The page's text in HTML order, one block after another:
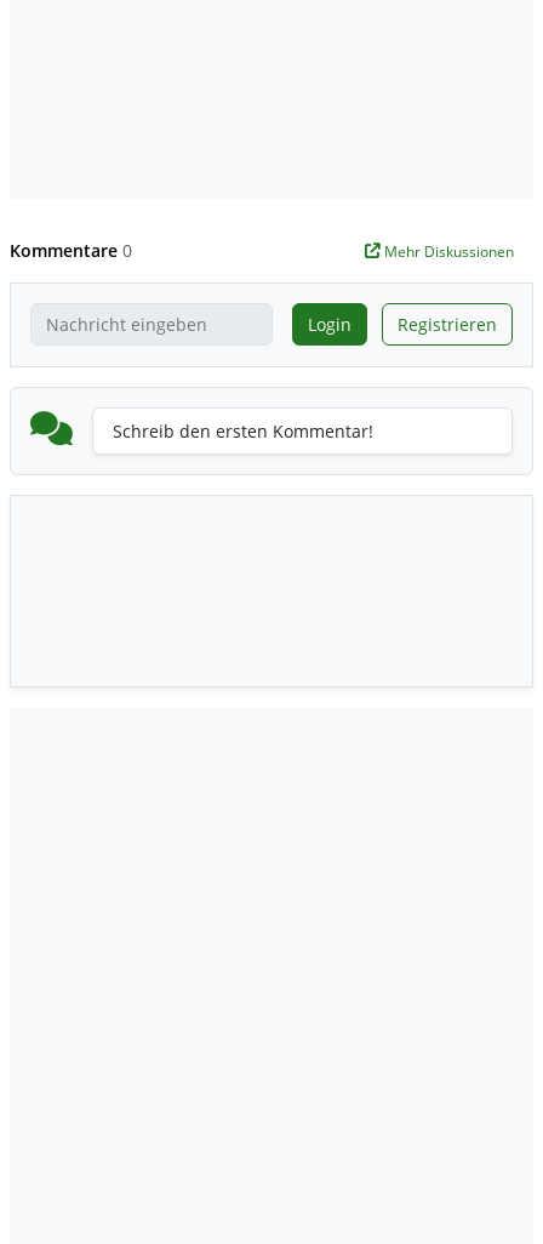
Kommentare 0 Mehr Diskussionen
Login Registrieren
Schreib den ersten Kommentar!